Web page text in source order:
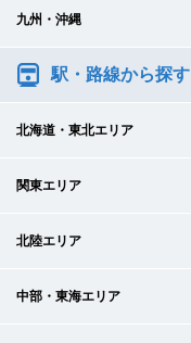
九州・沖縄
駅・路線から探す
北海道・東北エリア
関東エリア
北陸エリア
中部・東海エリア